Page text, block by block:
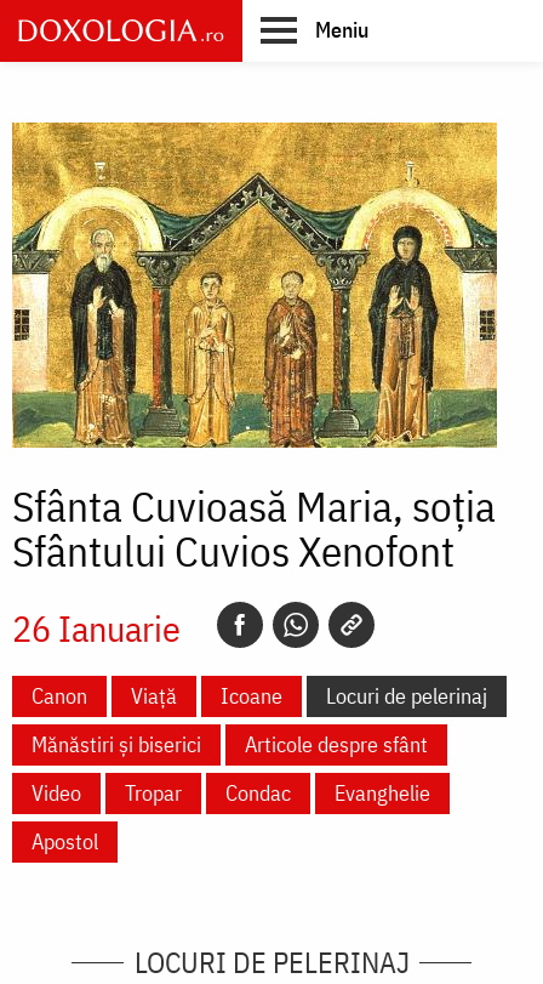
Skip
to
main
Meniu
Sfânta Cuvioasă Maria, soția
Sfântului Cuvios Xenofont
26 Ianuarie
Canon Viață Icoane
Locuri de pelerinaj
Mănăstiri și biserici
Articole despre sfânt
Video
Tropar Condac
Evanghelie
Apostol
LOCURI DE PELERINAJ